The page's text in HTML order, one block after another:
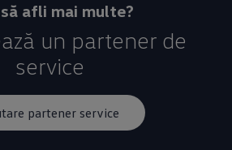
afli mai multe?
un partener de
service
partener service